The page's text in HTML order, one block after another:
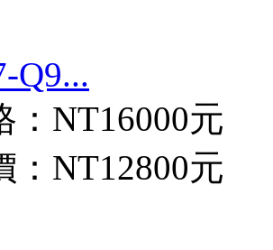
Q9...
NT16000元
NT12800元